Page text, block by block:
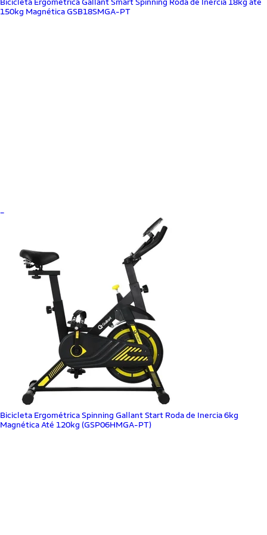
150kg Magnética GSB18SMGA-PT
Bicicleta Ergométrica Spinning Gallant Start Roda de Inercia 6kg
Magnética Até 120kg (GSP06HMGA-PT)